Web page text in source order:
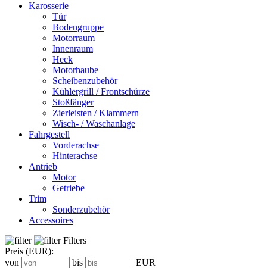
Karosserie
Tür
Bodengruppe
Motorraum
Innenraum
Heck
Motorhaube
Scheibenzubehör
Kühlergrill / Frontschürze
Stoßfänger
Zierleisten / Klammern
Wisch- / Waschanlage
Fahrgestell
Vorderachse
Hinterachse
Antrieb
Motor
Getriebe
Trim
Sonderzubehör
Accessoires
Filters
Preis (EUR):
von
bis
EUR